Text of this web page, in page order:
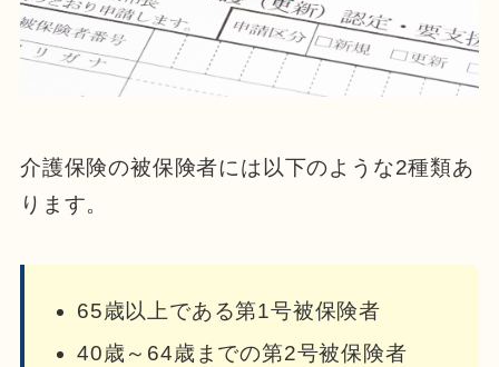
介護保険の被保険者には以下のような2種類あ
ります。
65歳以上である第1号被保険者
40歳～64歳までの第2号被保険者